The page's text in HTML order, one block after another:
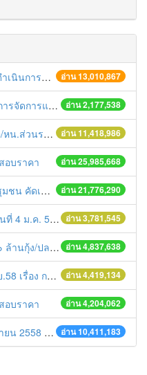
อ่าน 13,010,867
การแบบบูรณาการ
อ่าน 2,177,538
ะ สัปดาห์ที่ 9/2558
อ่าน 11,418,986
น มิถุนายน 2558
อ่าน 25,985,668
อบราคา
อ่าน 21,776,290
นใสสะอาด ประจำปี ๒๕๕๔
อ่าน 3,781,545
4 ม.ค. 58
อ่าน 4,837,638
หม่ให้เจ้าพระยา
อ่าน 4,419,134
นี้สินให้แก่เกษตรกร
อ่าน 4,204,062
อบราคา
อ่าน 10,411,183
ารของราชการฯ ประจำปีงบประมาณ พ.ศ. 2558